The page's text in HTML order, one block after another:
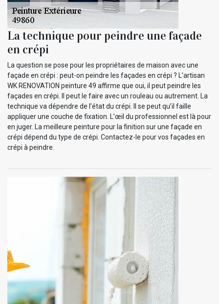
La technique pour peindre une façade
en crépi
La question se pose pour les propriétaires de maison avec une
façade en crépi : peut-on peindre les façades en crépi ? L’artisan
WK RENOVATION peinture 49 affirme que oui, il peut peindre les
façades en crépi. Il peut le faire avec un rouleau ou autrement. La
technique va dépendre de l’état du crépi. Il se peut qu’il faille
appliquer une couche de fixation. L’œil du professionnel est là pour
en juger. La meilleure peinture pour la finition sur une façade en
crépi dépend du type de crépi. Contactez-le pour vos façades en
crépi à peindre.